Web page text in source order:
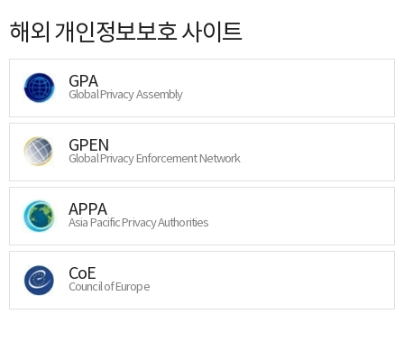
해외 개인정보보호 사이트
GPA
Global Privacy Assembly
GPEN
Global Privacy Enforcement Network
APPA
Asia Pacific Privacy Authorities
CoE
Council of Europe